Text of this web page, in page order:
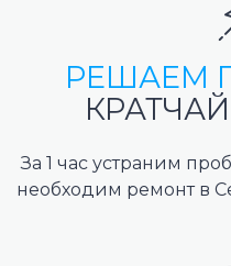
РЕШАЕМ
За 1 час устраним
необходим ремонт в